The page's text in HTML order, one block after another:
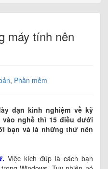
n
máy tính nên
, Phần mềm
dạn kinh nghiệm về kỹ
nghề thì 15 điều dưới
bạn và là những thứ nên
Việc kích đúp là cách bạn